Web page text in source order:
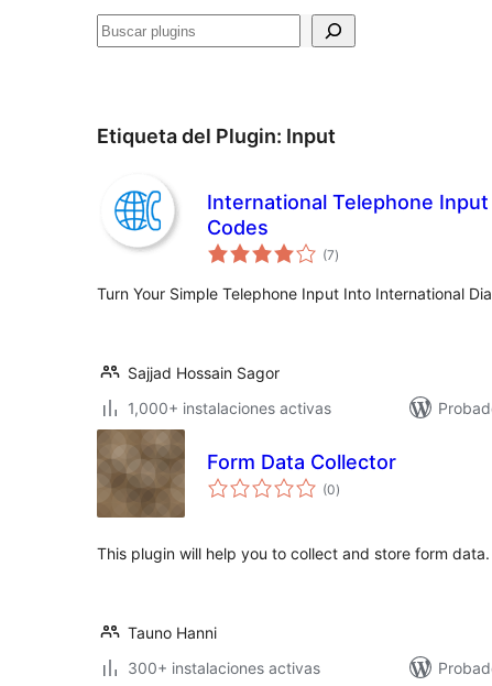
Buscar
Etiqueta del Plugin: Input
International Telephone
Codes
(7evaluación
total
)
Turn Your Simple Telephone Input Into International
Sajjad Hossain Sagor
1,000+ instalaciones activas
Form Data Collector
(0evaluación
total
)
This plugin will help you to collect and store form data.
Tauno Hanni
300+ instalaciones activas